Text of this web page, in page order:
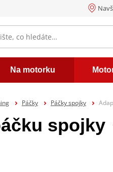
Na motorku
Páčky Páčky spojky
spojky